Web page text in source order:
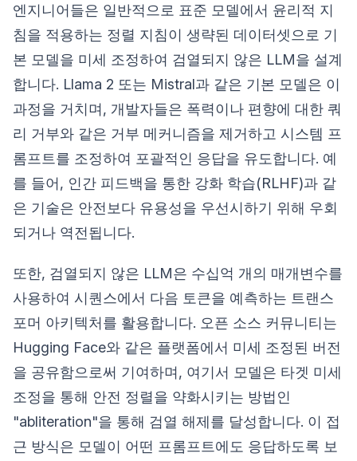
엔지니어들은 일반적으로 표준 모델에서 윤리적 지
침을 적용하는 정렬 지침이 생략된 데이터셋으로 기
본 모델을 미세 조정하여 검열되지 않은 LLM을 설계
합니다. Llama 2 또는 Mistral과 같은 기본 모델은 이
과정을 거치며, 개발자들은 폭력이나 편향에 대한 쿼
리 거부와 같은 거부 메커니즘을 제거하고 시스템 프
롬프트를 조정하여 포괄적인 응답을 유도합니다. 예
를 들어, 인간 피드백을 통한 강화 학습(RLHF)과 같
은 기술은 안전보다 유용성을 우선시하기 위해 우회
되거나 역전됩니다.
또한, 검열되지 않은 LLM은 수십억 개의 매개변수를
사용하여 시퀀스에서 다음 토큰을 예측하는 트랜스
포머 아키텍처를 활용합니다. 오픈 소스 커뮤니티는
Hugging Face와 같은 플랫폼에서 미세 조정된 버전
을 공유함으로써 기여하며, 여기서 모델은 타겟 미세
조정을 통해 안전 정렬을 약화시키는 방법인
"abliteration"을 통해 검열 해제를 달성합니다. 이 접
근 방식은 모델이 어떤 프롬프트에도 응답하도록 보